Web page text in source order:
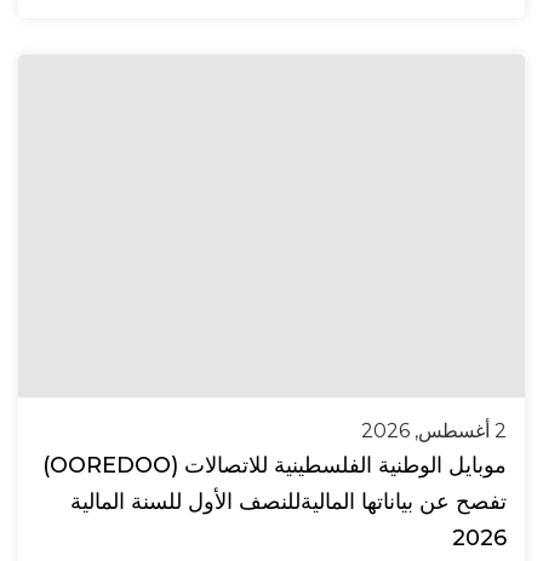
2 أغسطس, 2026
موبايل الوطنية الفلسطينية للاتصالات (OOREDOO)
تفصح عن بياناتها الماليةللنصف الأول للسنة المالية
2026